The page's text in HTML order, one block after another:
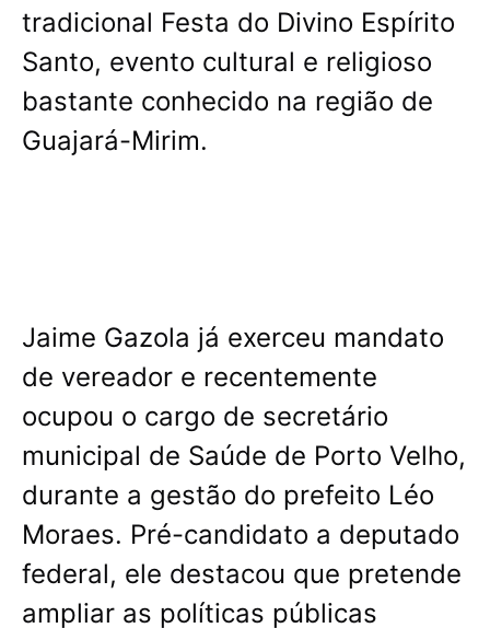
tradicional Festa do Divino Espírito
Santo, evento cultural e religioso
bastante conhecido na região de
Guajará-Mirim.
Jaime Gazola já exerceu mandato
de vereador e recentemente
ocupou o cargo de secretário
municipal de Saúde de Porto Velho,
durante a gestão do prefeito Léo
Moraes. Pré-candidato a deputado
federal, ele destacou que pretende
ampliar as políticas públicas